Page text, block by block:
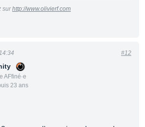
surhttp://www.olivierf.com
AFfiné·e
23 ans
#12